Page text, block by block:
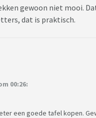
gewoon niet mooi.
dat is praktisch.
00:26:
een goede tafel kopen.